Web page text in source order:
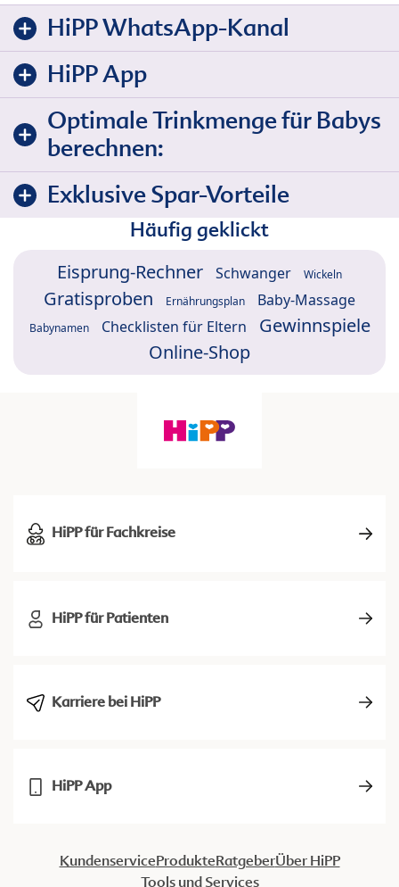
HiPP WhatsApp-Kanal
HiPP App
Optimale Trinkmenge für Babys
berechnen:
Exklusive Spar-Vorteile
Häufig geklickt
Eisprung-Rechner Schwanger Wickeln
Gratisproben Ernährungsplan Baby-Massage
Babynamen Checklisten für Eltern
Gewinnspiele
Online-Shop
HiPP für Fachkreise
HiPP für Patienten
Karriere bei HiPP
HiPP App
KundenserviceProdukteRatgeberÜber HiPP
Tools und Services